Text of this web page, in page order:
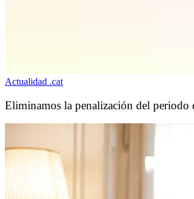
Actualidad .cat
Eliminamos la penalización del periodo